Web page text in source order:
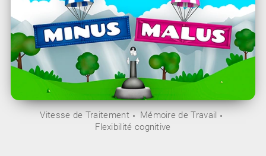
Vitesse de Traitement
Mémoire de Travail
Flexibilité cognitive